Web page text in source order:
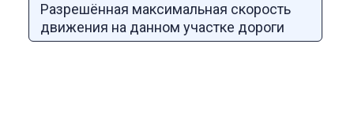
Разрешённая максимальная скорость
движения на данном участке дороги